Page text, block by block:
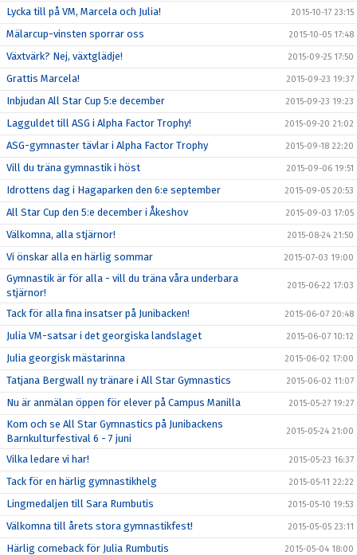
Lycka till på VM, Marcela och Julia! 2015-10-17 23:15
Mälarcup-vinsten sporrar oss 2015-10-05 17:48
Växtvärk? Nej, växtglädje! 2015-09-25 17:50
Grattis Marcela! 2015-09-23 19:37
Inbjudan All Star Cup 5:e december 2015-09-23 19:23
Lagguldet till ASG i Alpha Factor Trophy! 2015-09-20 21:02
ASG-gymnaster tävlar i Alpha Factor Trophy 2015-09-18 22:20
Vill du träna gymnastik i höst 2015-09-06 19:51
Idrottens dag i Hagaparken den 6:e september 2015-09-05 20:53
All Star Cup den 5:e december i Åkeshov 2015-09-03 17:05
Välkomna, alla stjärnor! 2015-08-24 21:50
Vi önskar alla en härlig sommar 2015-07-03 19:00
Gymnastik är för alla - vill du träna våra underbara
stjärnor!
2015-06-22 17:03
Tack för alla fina insatser på Junibacken! 2015-06-07 20:48
Julia VM-satsar i det georgiska landslaget 2015-06-07 10:12
Julia georgisk mästarinna 2015-06-02 17:00
Tatjana Bergwall ny tränare i All Star Gymnastics 2015-06-02 11:07
Nu är anmälan öppen för elever på Campus Manilla 2015-05-27 19:27
Kom och se All Star Gymnastics på Junibackens
Barnkulturfestival 6 - 7 juni
2015-05-24 21:00
Vilka ledare vi har! 2015-05-23 16:37
Tack för en härlig gymnastikhelg 2015-05-11 22:22
Lingmedaljen till Sara Rumbutis 2015-05-10 19:53
Välkomna till årets stora gymnastikfest! 2015-05-05 23:11
Härlig comeback för Julia Rumbutis 2015-05-04 18:00